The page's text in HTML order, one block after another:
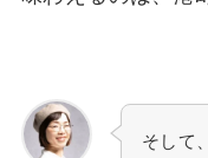
そして